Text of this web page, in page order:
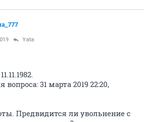
Yata
31 марта 2019 22:20,
Предвидится ли увольнение с